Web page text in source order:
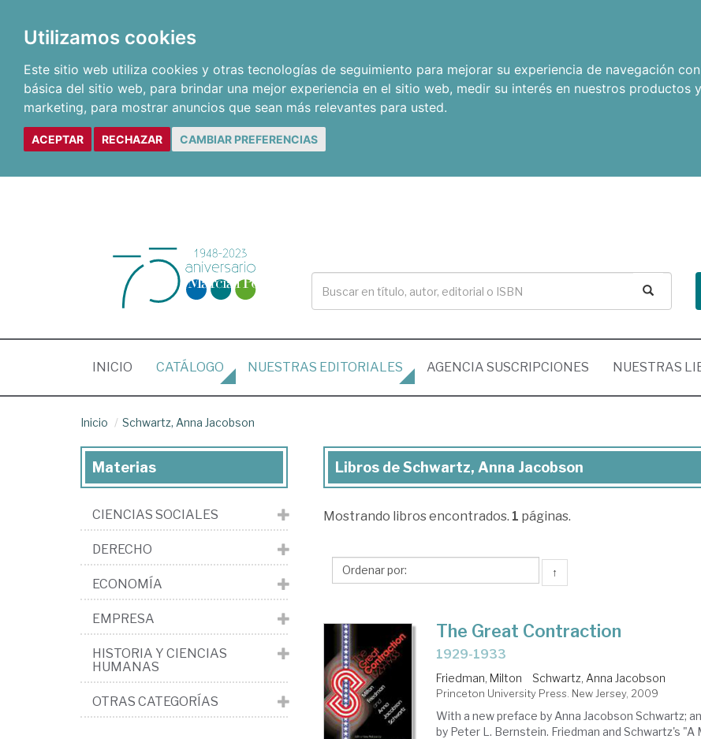
Utilizamos cookies
Este sitio web utiliza cookies y otras tecnologías de seguimiento para mejorar su experiencia de navegación
básica del sitio web, para brindar una mejor experiencia en el sitio web, medir su interés en nuestros productos
marketing, para mostrar anuncios que sean más relevantes para usted.
ACEPTAR RECHAZAR CAMBIAR PREFERENCIAS
INICIO (CURRENT)
CATÁLOGO NUESTRAS EDITORIALES AGENCIA SUSCRIPCIONES NUESTRAS
Inicio Schwartz, Anna Jacobson
Libros
Schwartz,
Jacobson
Libros de Schwartz, Anna Jacobson
Mostrando libros encontrados. 1 páginas.
↑
The Great Contraction
1929-1933
Friedman, Milton Schwartz, Anna Jacobson
Princeton University Press. New Jersey, 2009
With a new preface by Anna Jacobson Schwartz;
by Peter L. Bernstein. Friedman and Schwartz's
Materias
CIENCIAS SOCIALES
DERECHO
ECONOMÍA
EMPRESA
HISTORIA Y CIENCIAS
HUMANAS
OTRAS CATEGORÍAS